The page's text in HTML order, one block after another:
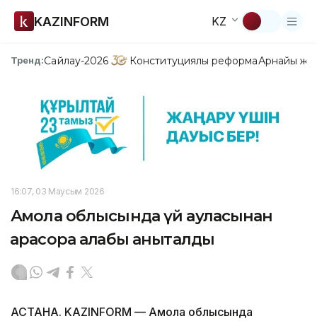
KAZINFORM KZ
Тренд:Сайлау-2026 Конституциялық реформаАрнайы
16:07, 03 Маусым 2026
Ақмола облысында үй ауласынан
қарасора алқабы анықталды
АСТАНА. KAZINFORM — Ақмола облысында